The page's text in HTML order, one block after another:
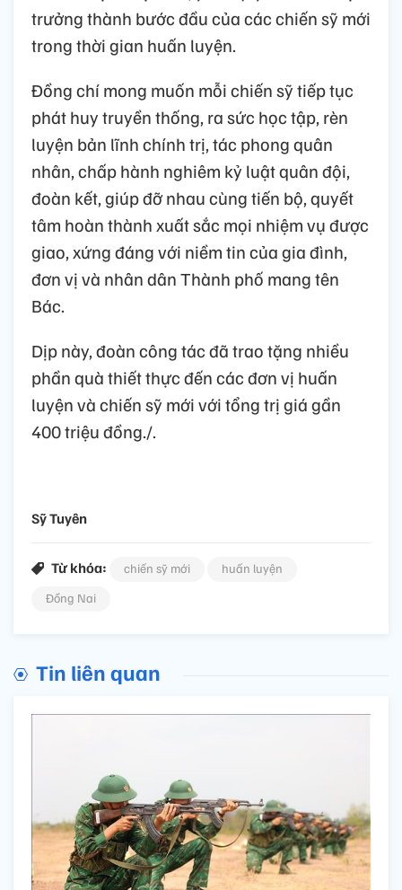
trưởng thành bước đầu của các chiến sỹ mới
trong thời gian huấn luyện.
Đồng chí mong muốn mỗi chiến sỹ tiếp tục
phát huy truyền thống, ra sức học tập, rèn
luyện bản lĩnh chính trị, tác phong quân
nhân, chấp hành nghiêm kỷ luật quân đội,
đoàn kết, giúp đỡ nhau cùng tiến bộ, quyết
tâm hoàn thành xuất sắc mọi nhiệm vụ được
giao, xứng đáng với niềm tin của gia đình,
đơn vị và nhân dân Thành phố mang tên
Bác.
Dịp này, đoàn công tác đã trao tặng nhiều
phần quà thiết thực đến các đơn vị huấn
luyện và chiến sỹ mới với tổng trị giá gần
400 triệu đồng./.
Sỹ Tuyên
Từ khóa: chiến sỹ mới
huấn luyện
Đồng Nai
Tin liên quan